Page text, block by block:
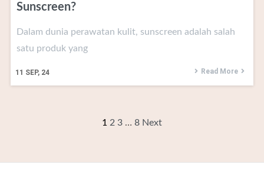
Sunscreen?
11 SEP, 24
Dalam dunia perawatan kulit, sunscreen adalah salah
satu produk yang
Read More
1 2 3 … 8 Next